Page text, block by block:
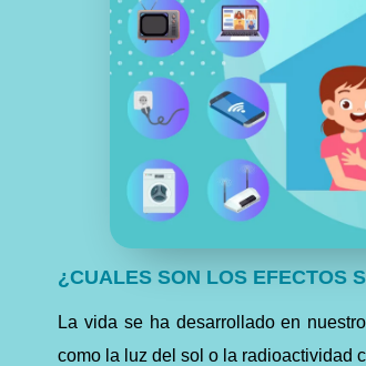
¿CUALES SON LOS EFECTOS
La vida se ha desarrollado en
como la luz del sol o la radioactividad